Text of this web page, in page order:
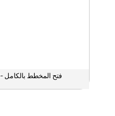
فتح المخطط بالكامل -